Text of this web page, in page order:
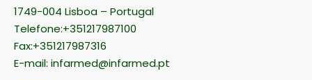
1749-004 Lisboa – Portugal
Telefone:+351217987100
Fax:+351217987316
E-mail: infarmed@infarmed.pt